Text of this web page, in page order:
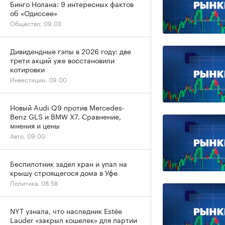
Бинго Нолана: 9 интересных фактов
об «Одиссее»
Общество, 09:03
Дивидендные гэпы в 2026 году: две
трети акций уже восстановили
котировки
Инвестиции, 09:00
Новый Audi Q9 против Mercedes-
Benz GLS и BMW X7. Сравнение,
мнения и цены
Авто, 09:00
Беспилотник задел кран и упал на
крышу строящегося дома в Уфе
Политика, 08:58
NYT узнала, что наследник Estée
Lauder «закрыл кошелек» для партии